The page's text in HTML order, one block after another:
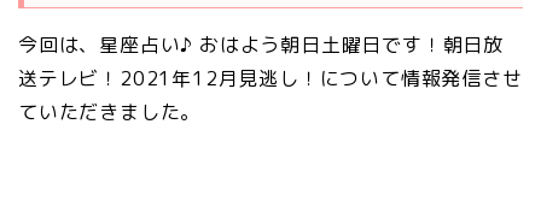
今回は、星座占い♪ おはよう朝日土曜日です！朝日放
送テレビ！2021年12月見逃し！について情報発信させ
ていただきました。